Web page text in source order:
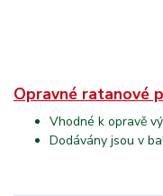
Opravné ratanové
Vhodné k opravě
Dodávány jsou v